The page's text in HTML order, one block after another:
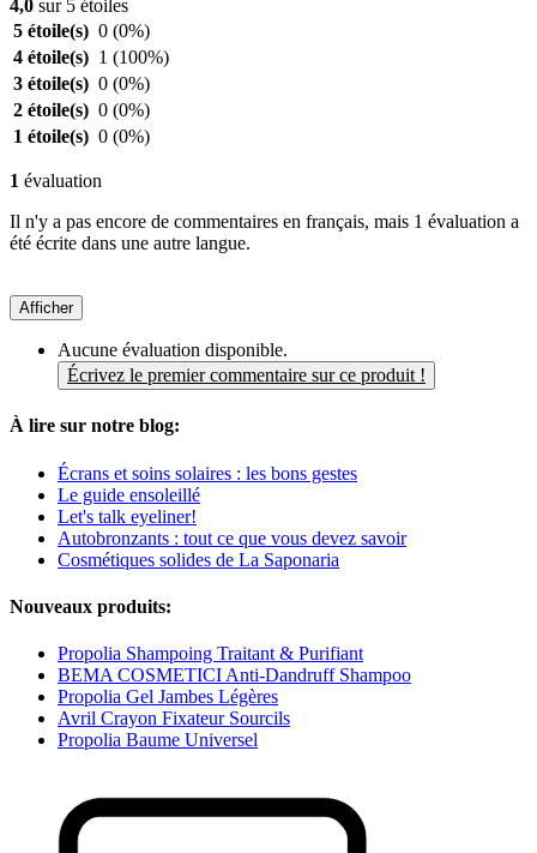
4,0 sur 5 étoiles
5 étoile(s) 0 (0%)
4 étoile(s) 1 (100%)
3 étoile(s) 0 (0%)
2 étoile(s) 0 (0%)
1 étoile(s) 0 (0%)
1 évaluation
Il n'y a pas encore de commentaires en français, mais 1 évaluation a
été écrite dans une autre langue.
Afficher
Aucune évaluation disponible.
Écrivez le premier commentaire sur ce produit !
À lire sur notre blog:
Écrans et soins solaires : les bons gestes
Le guide ensoleillé
Let's talk eyeliner!
Autobronzants : tout ce que vous devez savoir
Cosmétiques solides de La Saponaria
Nouveaux produits:
Propolia Shampoing Traitant & Purifiant
BEMA COSMETICI Anti-Dandruff Shampoo
Propolia Gel Jambes Légères
Avril Crayon Fixateur Sourcils
Propolia Baume Universel